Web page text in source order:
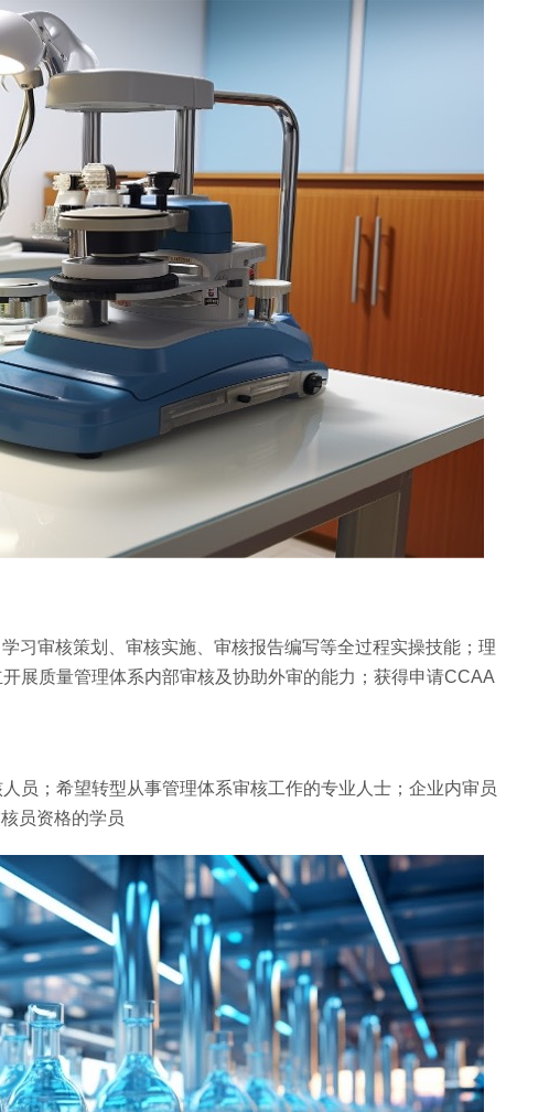
习审核策划、审核实施、审核报告编写等全过程实操技能；理
展质量管理体系内部审核及协助外审的能力；获得申请CCAA
员；希望转型从事管理体系审核工作的专业人士；企业内审员
员资格的学员